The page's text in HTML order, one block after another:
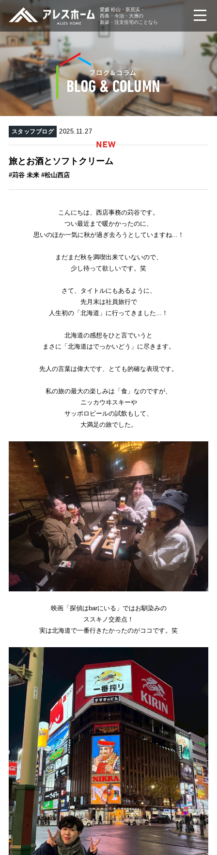
愛媛 松山・新居浜・
西条・今治・大洲の
新築・注文住宅のことなら
スタッフブログ 2025.11.27
旅とお酒とソフトクリーム
#苅谷 未来 #松山西店
こんにちは、西店事務の苅谷です。
つい最近まで暖かかったのに、
思いのほか一気に秋が過ぎ去ろうとしていますね...！
まだまだ秋を満喫出来ていないので、
少し待って欲しいです。笑
さて、タイトルにもあるように、
先月末は社員旅行で
人生初の「北海道」に行ってきました...！
北海道の感想をひと言でいうと
まさに「北海道はでっかいどう」に尽きます。
先人の言葉は偉大です、とても的確な表現です。
私の旅の最大の楽しみは「食」なのですが、
ニッカウヰスキーや
サッポロビールの試飲もして、
大満足の旅でした。
映画「探偵はbarにいる」ではお馴染みの
ススキノ交差点！
実は北海道で一番行きたかったのがココです。笑